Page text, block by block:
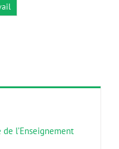
l’Enseignement